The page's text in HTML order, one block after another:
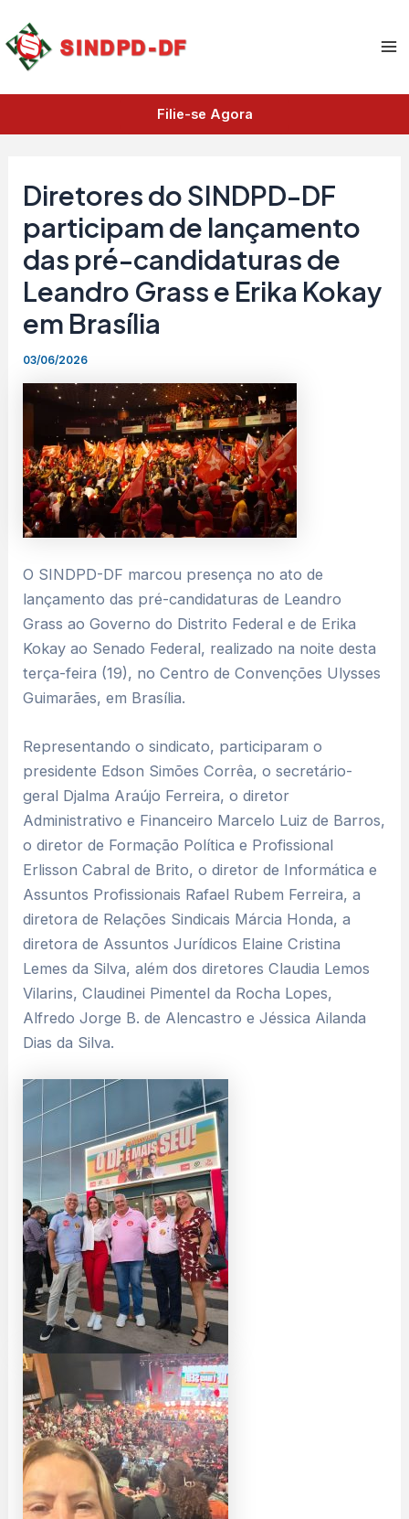
para
Filie-se Agora
Diretores do SINDPD-DF
participam de lançamento
das pré-candidaturas de
Leandro Grass e Erika Kokay
em Brasília
03/06/2026
O SINDPD-DF marcou presença no ato de
lançamento das pré-candidaturas de Leandro
Grass ao Governo do Distrito Federal e de Erika
Kokay ao Senado Federal, realizado na noite desta
terça-feira (19), no Centro de Convenções Ulysses
Guimarães, em Brasília.
Representando o sindicato, participaram o
presidente Edson Simões Corrêa, o secretário-
geral Djalma Araújo Ferreira, o diretor
Administrativo e Financeiro Marcelo Luiz de Barros,
o diretor de Formação Política e Profissional
Erlisson Cabral de Brito, o diretor de Informática e
Assuntos Profissionais Rafael Rubem Ferreira, a
diretora de Relações Sindicais Márcia Honda, a
diretora de Assuntos Jurídicos Elaine Cristina
Lemes da Silva, além dos diretores Claudia Lemos
Vilarins, Claudinei Pimentel da Rocha Lopes,
Alfredo Jorge B. de Alencastro e Jéssica Ailanda
Dias da Silva.
r
q
u
v
s